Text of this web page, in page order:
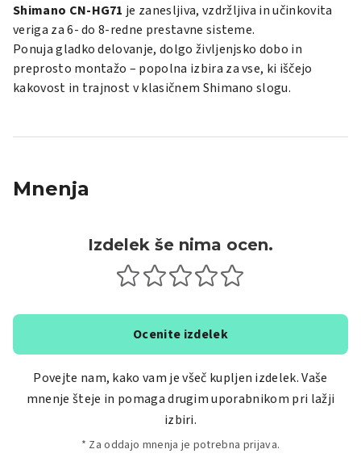
Shimano CN-HG71 je zanesljiva, vzdržljiva in učinkovita
veriga za 6- do 8-redne prestavne sisteme.
Ponuja gladko delovanje, dolgo življenjsko dobo in
preprosto montažo – popolna izbira za vse, ki iščejo
kakovost in trajnost v klasičnem Shimano slogu.
Mnenja
Izdelek še nima ocen.
Ocenite izdelek
Povejte nam, kako vam je všeč kupljen izdelek. Vaše
mnenje šteje in pomaga drugim uporabnikom pri lažji
izbiri.
* Za oddajo mnenja je potrebna prijava.